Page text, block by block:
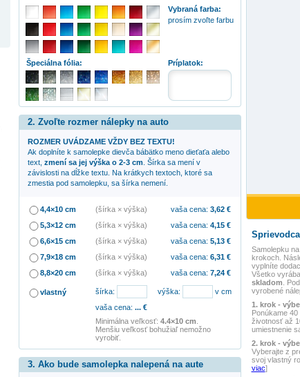
Samolepku
krokoch.
vyplníte
Všetko
skladom .
vyrobené
1. krok -
Ponúkame
životnosť až
umiestnenie
2. krok -
Vyberajte z
svoj vlastný
viac]
Vybraná farba:
prosím zvoľte farbu
Príplatok:
Špeciálna fólia:
2. Zvoľte rozmer nálepky na auto
ROZMER UVÁDZAME VŽDY BEZ TEXTU!
Ak doplníte k samolepke dievča bábätkomeno dieťaťa alebo
text, zmení sa jej výška o 2-3 cm. Šírka sa mení v
závislosti na dĺžke textu. Na krátkych textoch, ktoré sa
zmestia pod samolepku, sa šírka nemení.
4,4×10 cm (šírka × výška) vaša cena: 3,62€
5,3×12 cm
(šírka × výška) vaša cena: 4,15€
6,6×15 cm
(šírka × výška) vaša cena: 5,13€
7,9×18 cm
(šírka × výška) vaša cena: 6,31€
8,8×20 cm
(šírka × výška) vaša cena: 7,24€
vlastný šírka: výška:
v cm
vaša cena: ...€
Minimálna veľkosť: 4.4×10 cm
Menšiu veľkosť bohužiaľ nemožno
vyrobiť.
3. Ako bude samolepka nalepená na aute